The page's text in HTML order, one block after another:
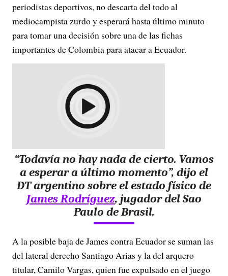
periodistas deportivos, no descarta del todo al
mediocampista zurdo y esperará hasta último minuto
para tomar una decisión sobre una de las fichas
importantes de Colombia para atacar a Ecuador.
“Todavía no hay nada de cierto. Vamos
a esperar a último momento”, dijo el
DT argentino sobre el estado físico de
James Rodríguez, jugador del Sao
Paulo de Brasil.
A la posible baja de James contra Ecuador se suman las
del lateral derecho Santiago Arias y la del arquero
titular, Camilo Vargas, quien fue expulsado en el juego